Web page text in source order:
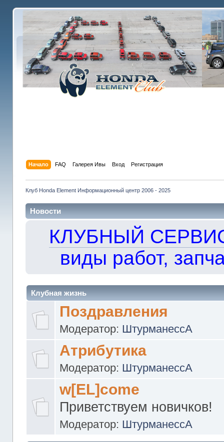
Начало FAQ Галерея Ивы Вход Регистрация
Клуб Honda Element Информационный центр 2006 - 2025
Новости
КЛУБНЫЙ
виды работ,
Клубная жизнь
Поздравления
Модератор: ШтурманессА
Атрибутика
Модератор: ШтурманессА
w[EL]come
Приветствуем новичков!
Модератор: ШтурманессА